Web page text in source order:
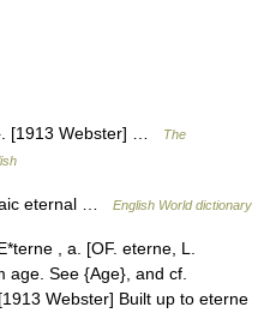
[1913 Webster] …
The
eternal … English World dictionary
, a. [OF. eterne, L.
age. See {Age}, and cf.
Webster] Built up to eterne